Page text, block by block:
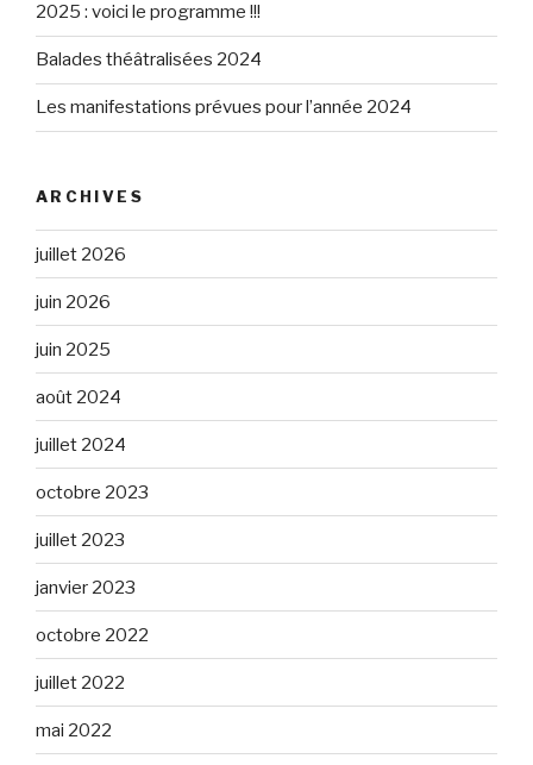
2025 : voici le programme !!!
Balades théâtralisées 2024
Les manifestations prévues pour l’année 2024
ARCHIVES
juillet 2026
juin 2026
juin 2025
août 2024
juillet 2024
octobre 2023
juillet 2023
janvier 2023
octobre 2022
juillet 2022
mai 2022